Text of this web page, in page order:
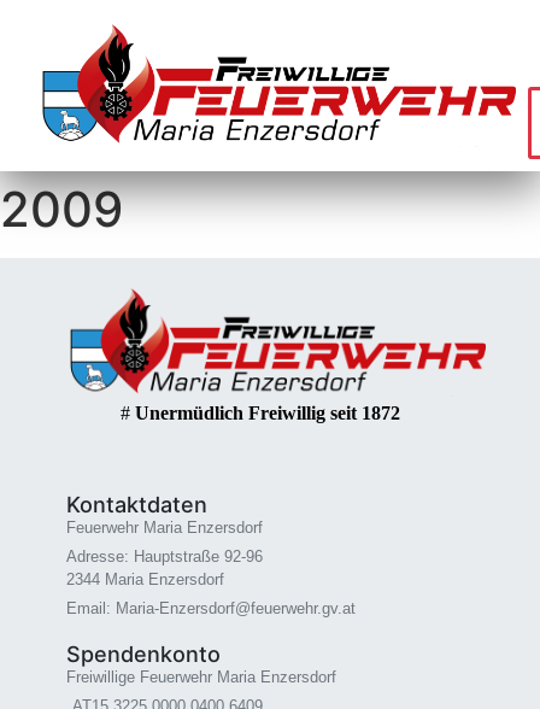
2009
# Unermüdlich Freiwillig seit 1872
Kontaktdaten
Feuerwehr Maria Enzersdorf
Adresse: Hauptstraße 92-96
2344 Maria Enzersdorf
Email: Maria-Enzersdorf@feuerwehr.gv.at
Spendenkonto
Freiwillige Feuerwehr Maria Enzersdorf
AT15 3225 0000 0400 6409